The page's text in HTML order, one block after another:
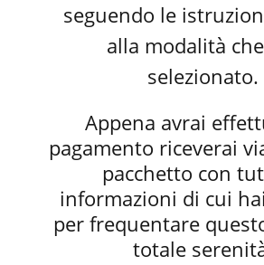
seguendo le
alla modalità
selezionato.
Appena avrai
pagamento riceverai
pacchetto con
informazioni di cui
per frequentare
totale